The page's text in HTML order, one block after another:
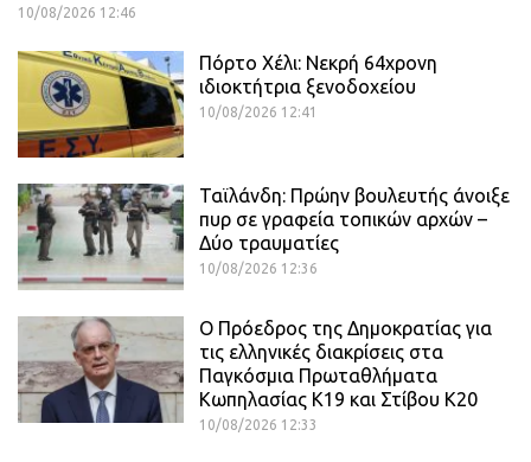
10/08/2026 12:46
Πόρτο Χέλι: Νεκρή 64χρονη
ιδιοκτήτρια ξενοδοχείου
10/08/2026 12:41
Ταϊλάνδη: Πρώην βουλευτής άνοιξε
πυρ σε γραφεία τοπικών αρχών –
Δύο τραυματίες
10/08/2026 12:36
Ο Πρόεδρος της Δημοκρατίας για
τις ελληνικές διακρίσεις στα
Παγκόσμια Πρωταθλήματα
Κωπηλασίας Κ19 και Στίβου Κ20
10/08/2026 12:33